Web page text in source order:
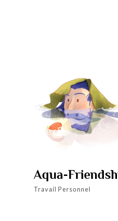
Aqua-
Travail Personnel